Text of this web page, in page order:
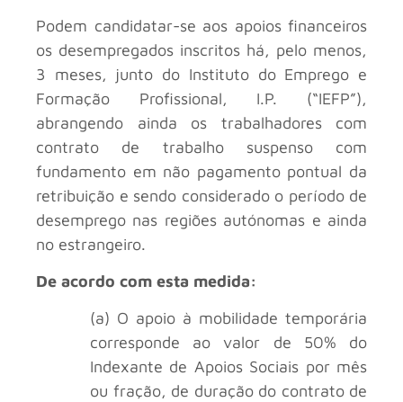
Podem candidatar-se aos apoios financeiros
os desempregados inscritos há, pelo menos,
3 meses, junto do Instituto do Emprego e
Formação Profissional, I.P. (“IEFP”),
abrangendo ainda os trabalhadores com
contrato de trabalho suspenso com
fundamento em não pagamento pontual da
retribuição e sendo considerado o período de
desemprego nas regiões autónomas e ainda
no estrangeiro.
De acordo com esta medida:
(a) O apoio à mobilidade temporária
corresponde ao valor de 50% do
Indexante de Apoios Sociais por mês
ou fração, de duração do contrato de